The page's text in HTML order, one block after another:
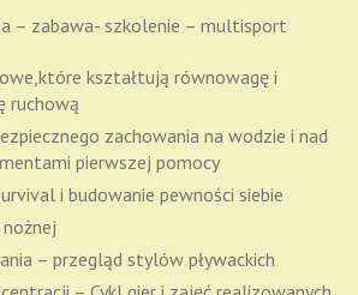
– zabawa- szkolenie – multisport
kształtują równowagę i
ruchową
zachowania na wodzie i nad
pierwszej pomocy
i budowanie pewności siebie
nożnej
– przegląd stylów pływackich